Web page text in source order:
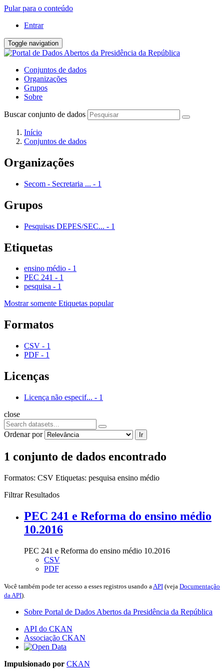
Pular para o conteúdo
Entrar
Toggle navigation
Conjuntos de dados
Organizações
Grupos
Sobre
Buscar conjunto de dados
Início
Conjuntos de dados
Organizações
Secom - Secretaria ... - 1
Grupos
Pesquisas DEPES/SEC... - 1
Etiquetas
ensino médio - 1
PEC 241 - 1
pesquisa - 1
Mostrar somente Etiquetas popular
Formatos
CSV - 1
PDF - 1
Licenças
Licença não especif... - 1
close
Ordenar por Ir
1 conjunto de dados encontrado
Formatos: CSV Etiquetas: pesquisa ensino médio
Filtrar Resultados
PEC 241 e Reforma do ensino médio
10.2016
PEC 241 e Reforma do ensino médio 10.2016
CSV
PDF
Você também pode ter acesso a esses registros usando a API (veja Documentação
da API).
Sobre Portal de Dados Abertos da Presidência da República
API do CKAN
Associação CKAN
Impulsionado por CKAN